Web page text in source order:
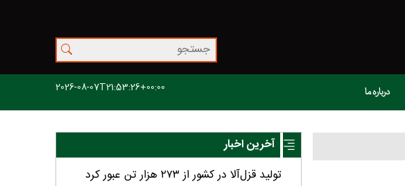
درباره ما 2026-08-07T21:53:26+00:00
آخرین اخبار
تولید قزل‌آلا در کشور از ۲۷۳ هزار تن عبور کرد